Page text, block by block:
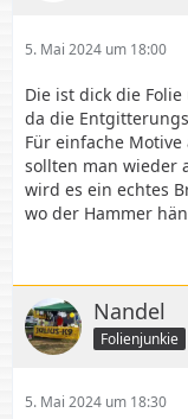
5. Mai 2024 um 18:00
Die ist dick die
da die
Für einfache
sollten man wieder
wird es ein echtes
wo der Hammer
Nandel
Folienjunkie
5. Mai 2024 um 18:30